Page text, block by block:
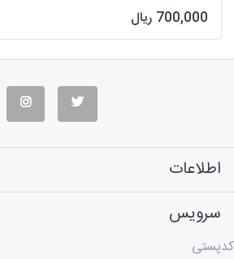
700,000 ریال
اطلاعات
سرویس
کدپستی